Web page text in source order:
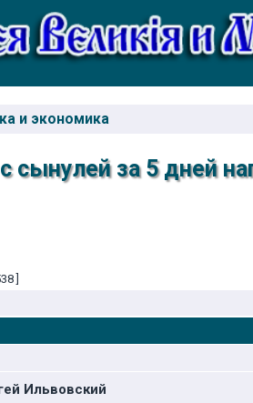
и экономика
сынулей за 5 дней
]
Ильвовский